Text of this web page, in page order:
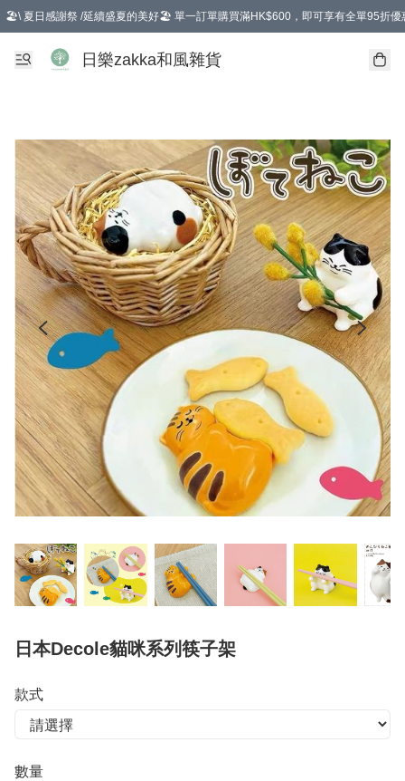
🏖️\ 夏日感謝祭 /延續盛夏的美好🏖️ 單一訂單購買滿HK$600，即可享有全單95折優
選擇GoGoX住宅/工商地址配送，單一訂單消費購物滿HK$680(折扣後），可享有
日樂zakka和風雜貨
日本Decole貓咪系列筷子架
款式
數量